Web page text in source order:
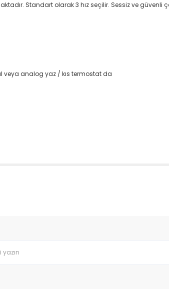
Standart olarak 3 hız seçilir. Sessiz ve güvenli
veya analog yaz / kıs termostat da